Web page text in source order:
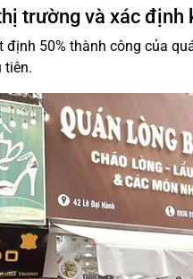
trường và xác định
định 50% thành công của
tiên.